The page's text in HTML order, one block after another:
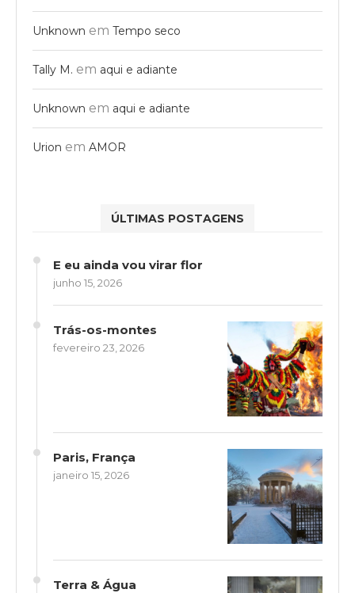
Unknown em Tempo seco
Tally M. em aqui e adiante
Unknown em aqui e adiante
Urion em AMOR
ÚLTIMAS POSTAGENS
E eu ainda vou virar flor
junho 15, 2026
Trás-os-montes
fevereiro 23, 2026
Paris, França
janeiro 15, 2026
Terra & Água